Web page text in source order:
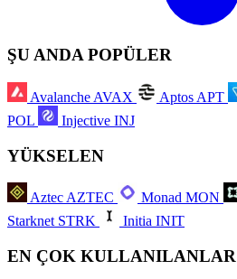
ŞU ANDA POPÜLER
Avalanche AVAX Aptos APT
POL
Injective INJ
YÜKSELEN
AztecAZTEC Monad MON
Starknet STRK Initia INIT
EN ÇOK KULLANILANLAR